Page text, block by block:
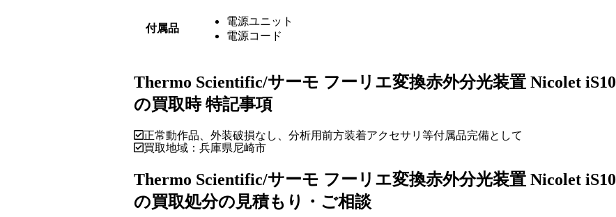
付属品
電源ユニット
電源コード
Thermo Scientific/サーモ フーリエ変換赤外分光装置 Nicolet iS10
の買取時 特記事項
正常動作品、外装破損なし、分析用前方装着アクセサリ等付属品完備として
買取地域：兵庫県尼崎市
Thermo Scientific/サーモ フーリエ変換赤外分光装置 Nicolet iS10
の買取処分の見積もり・ご相談